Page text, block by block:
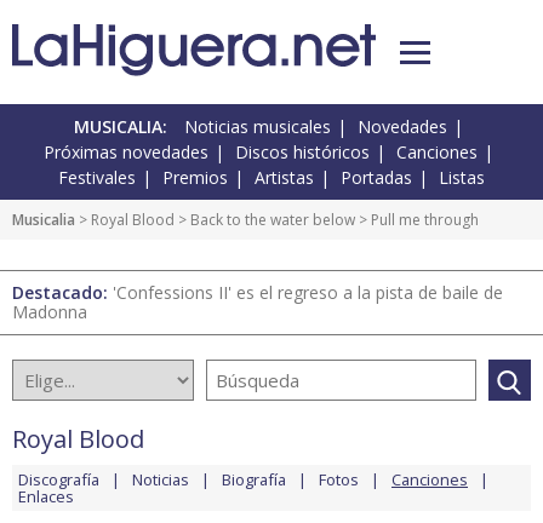
MUSICALIA: Noticias musicales
Novedades
Próximas novedades
Discos históricos
Canciones
Festivales
Premios Artistas Portadas Listas
Musicalia > Royal Blood > Back to the water below > Pull me through
Destacado: 'Confessions II' es el regreso a la pista de baile de
Madonna
Royal Blood
Discografía Noticias Biografía Fotos Canciones
Enlaces